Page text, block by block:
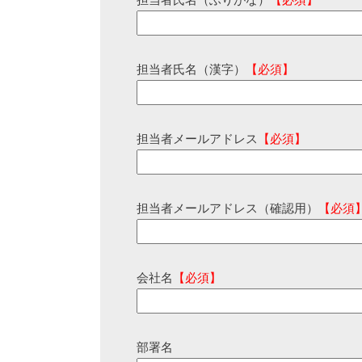
担当者氏名（漢字） 【必須】
担当者メールアドレス 【必須】
担当者メールアドレス（確認用） 【必須
会社名 【必須】
部署名